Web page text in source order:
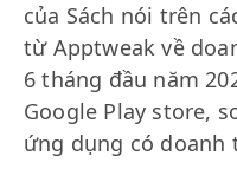
của Sách nói trên
từ Apptweak về
6 tháng đầu năm
Google Play store,
ứng dụng có doanh